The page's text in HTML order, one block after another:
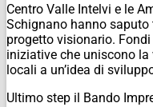
Centro Valle Intelvi e le
Schignano hanno saputo
progetto visionario.
iniziative che uniscono
locali a un’idea di
Ultimo step il Bando